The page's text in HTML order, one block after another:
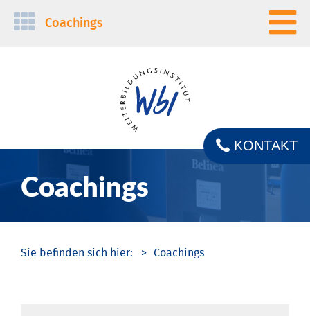
Navigation
Coachings
Coachings
KONTAKT
Coachings